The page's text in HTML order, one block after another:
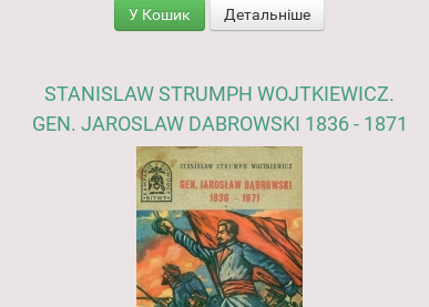
У Кошик Детальніше
STANISLAW STRUMPH WOJTKIEWICZ.
GEN. JAROSLAW DABROWSKI 1836 - 1871